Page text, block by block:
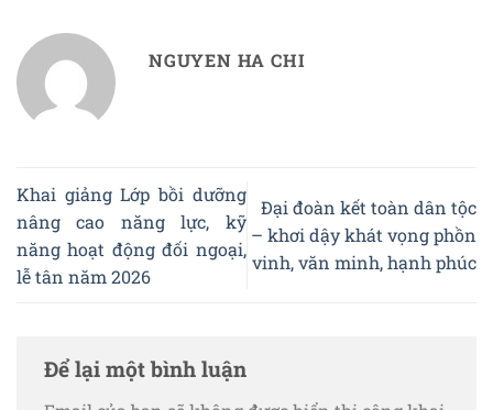
NGUYEN HA CHI
Khai giảng Lớp bồi dưỡng
nâng cao năng lực, kỹ
năng hoạt động đối ngoại,
lễ tân năm 2026
Đại đoàn kết toàn dân tộc
– khơi dậy khát vọng phồn
vinh, văn minh, hạnh phúc
Để lại một bình luận